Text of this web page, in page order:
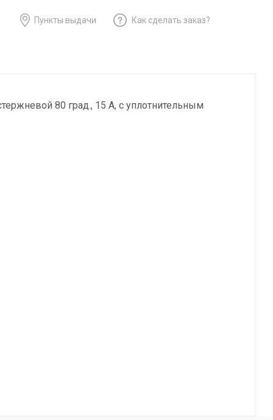
Пункты выдачи Как сделать заказ?
80 град., 15 А, с уплотнительным